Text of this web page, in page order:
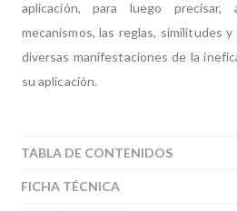
aplicación, para luego
mecanismos, las reglas, similitudes
diversas manifestaciones de la
su aplicación.
TABLA DE CONTENIDOS
FICHA TÉCNICA